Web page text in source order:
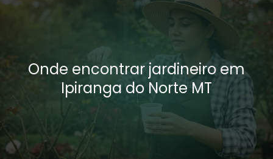
Onde encontrar jardineiro em
Ipiranga do Norte MT